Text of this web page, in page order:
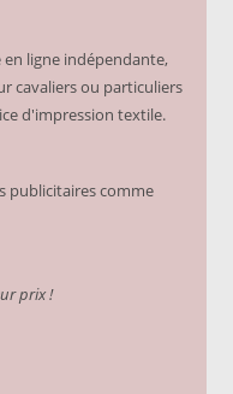
en ligne indépendante,
cavaliers ou particuliers
d'impression textile.
publicitaires comme
prix !